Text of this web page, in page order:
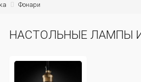
Фонари
НАСТОЛЬНЫЕ ЛАМПЫ